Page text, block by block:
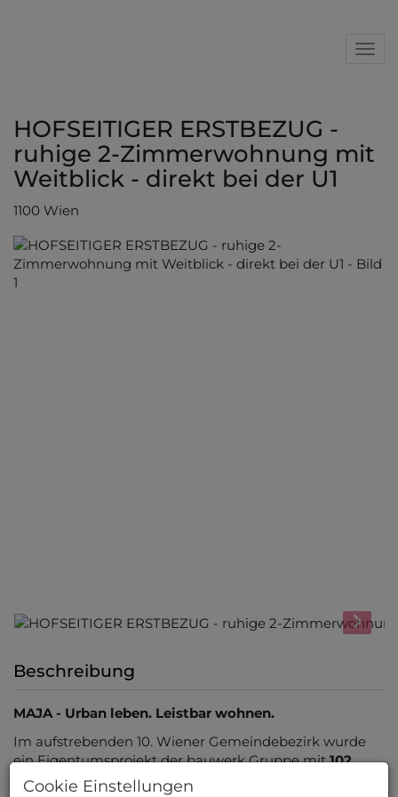
HOFSEITIGER ERSTBEZUG -
ruhige 2-Zimmerwohnung mit
Weitblick - direkt bei der U1
1100 Wien
Beschreibung
MAJA - Urban leben. Leistbar wohnen.
Im aufstrebenden 10. Wiener Gemeindebezirk wurde
ein Eigentumsprojekt der bauwerk Gruppe mit102
Wohnungen
(1-4 Zimmer; 30 – 150 m²)
Cookie Einstellungen